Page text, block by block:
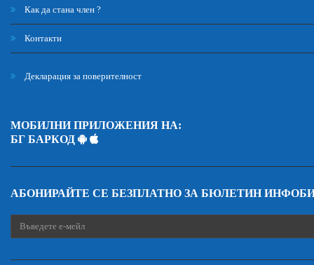
Как да стана член ?
Контакти
Декларация за поверителност
МОБИЛНИ ПРИЛОЖЕНИЯ НА:
БГ БАРКОД
АБОНИРАЙТЕ СЕ БЕЗПЛАТНО ЗА БЮЛЕТИН